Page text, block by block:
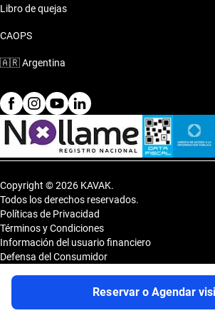
Reservar o Agendar
Libro de quejas
CAOPS
🇦🇷Argentina
Copyright © 2026 KAVAK.
Todos los derechos reservados.
Políticas de Privacidad
Términos y Condiciones
Información del usuario financiero
Defensa del Consumidor
Shopping DOT 3er Subsuelo- Vedia 3600, CP